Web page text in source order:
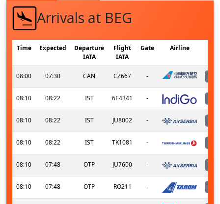
Arrivals at BEG
Time Expected
Departure
IATA
Flight
IATA
Gate Airline
08:00 07:30 CAN CZ667 -
08:10 08:22 IST 6E4341 -
08:10 08:22 IST JU8002 -
08:10 08:22 IST TK1081 -
08:10 07:48 OTP JU7600 -
08:10 07:48 OTP RO211 -